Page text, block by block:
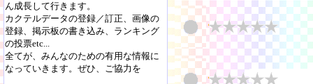
ん成長して行きます。
カクテルデータの登録／訂正、画像の
登録、掲示板の書き込み、ランキング
の投票etc...
全てが、みんなのための有用な情報に
なっていきます。ぜひ、ご協力を